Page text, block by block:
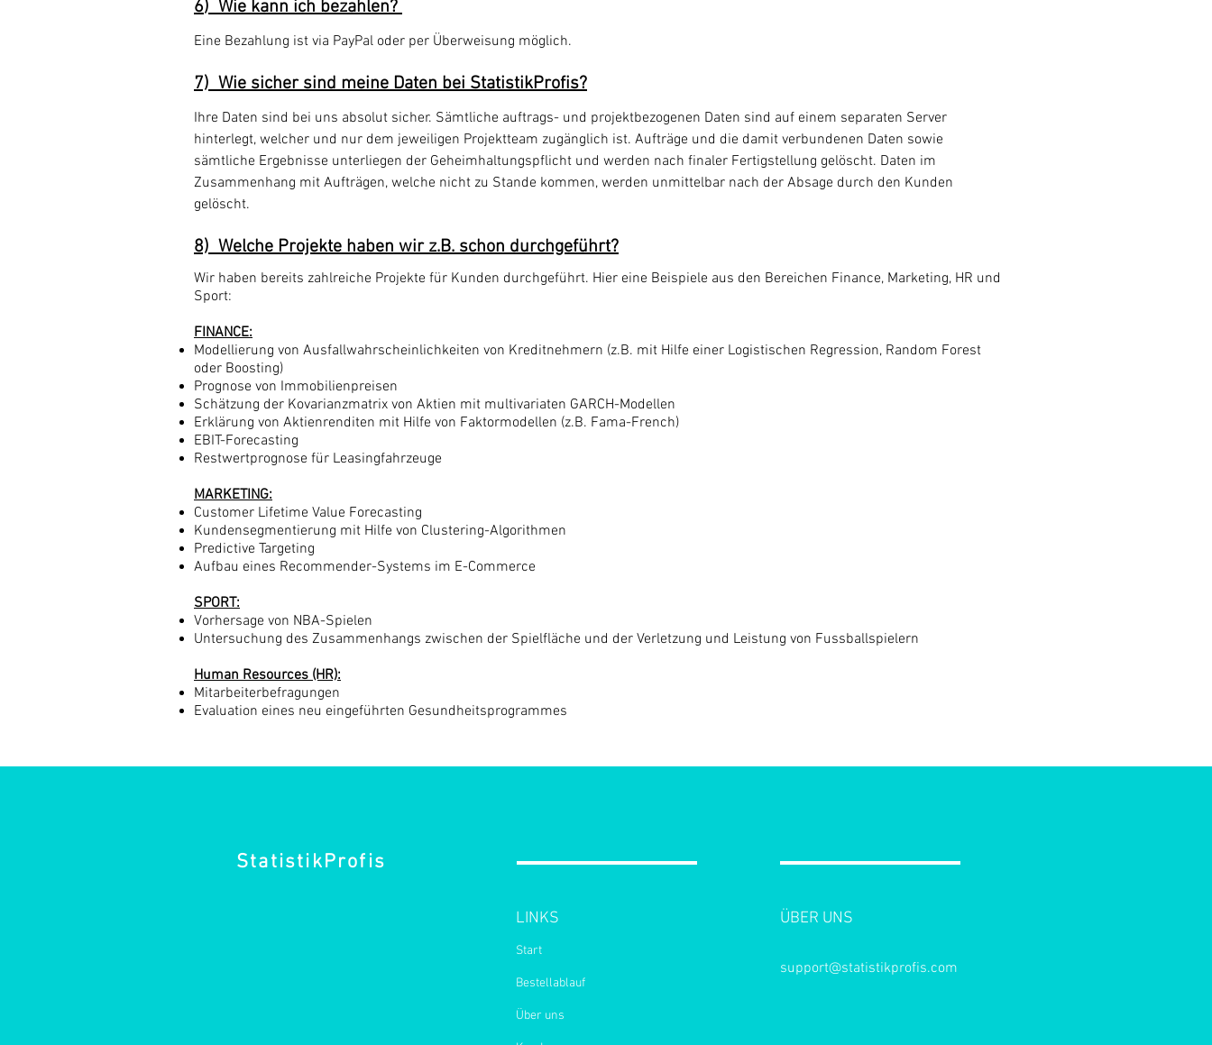
6) Wie kann ich bezahlen?
Eine Bezahlung ist via PayPal oder per Überweisung möglich.
7) Wie sicher sind meine Daten bei StatistikProfis?
Ihre Daten sind bei uns absolut sicher. Sämtliche auftrags- und projektbezogenen Daten sind auf einem separaten Server
hinterlegt, welcher und nur dem jeweiligen Projektteam zugänglich ist. Aufträge und die damit verbundenen Daten sowie
sämtliche Ergebnisse unterliegen der Geheimhaltungspflicht und werden nach finaler Fertigstellung gelöscht. Daten im
Zusammenhang mit Aufträgen, welche nicht zu Stande kommen, werden unmittelbar nach der Absage durch den Kunden
gelöscht.
8) Welche Projekte haben wir z.B. schon durchgeführt?
Wir haben bereits zahlreiche Projekte für Kunden durchgeführt. Hier eine Beispiele aus den Bereichen Finance, Marketing, HR und
Sport:
FINANCE:
Modellierung von Ausfallwahrscheinlichkeiten von Kreditnehmern (z.B. mit Hilfe einer Logistischen Regression, Random Forest
oder Boosting)
Prognose von Immobilienpreisen
Schätzung der Kovarianzmatrix von Aktien mit multivariaten GARCH-Modellen
Erklärung von Aktienrenditen mit Hilfe von Faktormodellen (z.B. Fama-French)
EBIT-Forecasting
Restwertprognose für Leasingfahrzeuge
MARKETING:
Customer Lifetime Value Forecasting
Kundensegmentierung mit Hilfe von Clustering-Algorithmen
Predictive Targeting
Aufbau eines Recommender-Systems im E-Commerce
SPORT:
Vorhersage von NBA-Spielen
Untersuchung des Zusammenhangs zwischen der Spielfläche und der Verletzung und Leistung von Fussballspielern
Human Resources (HR):
Mitarbeiterbefragungen
Evaluation eines neu eingeführten Gesundheitsprogrammes
StatistikProfis
LINKS
Start
Bestellablauf
Über uns
ÜBER UNS
support@statistikprofis.com